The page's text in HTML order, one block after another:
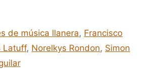
de música llanera, Francisco
Latuff, Norelkys Rondon, Simon